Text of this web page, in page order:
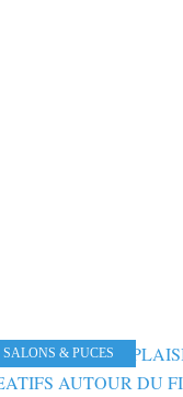
SALONS & PUCES